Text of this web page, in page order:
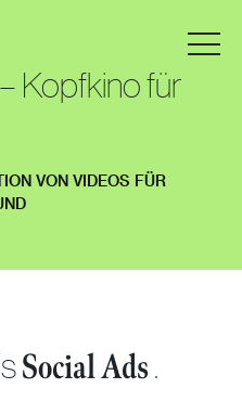
– Kopfkino für
VON VIDEOS FÜR
Social Ads